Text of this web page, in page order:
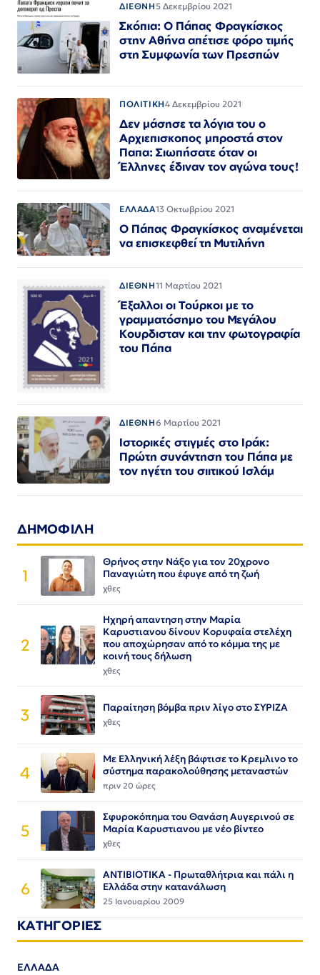
ΔΙΕΘΝΗ5 Δεκεμβρίου 2021
Σκόπια: Ο Πάπας Φραγκίσκος
στην Αθήνα απέτισε φόρο τιμής
στη Συμφωνία των Πρεσπών
ΠΟΛΙΤΙΚΗ4 Δεκεμβρίου 2021
Δεν μάσησε τα λόγια του ο
Αρχιεπισκοπος μπροστά στον
Παπα: Σιωπήσατε όταν οι
Έλληνες έδιναν τον αγώνα τους!
ΕΛΛΑΔΑ13 Οκτωβρίου 2021
Ο Πάπας Φραγκίσκος αναμένεται
να επισκεφθεί τη Μυτιλήνη
ΔΙΕΘΝΗ11 Μαρτίου 2021
Έξαλλοι οι Τούρκοι με το
γραμματόσημο του Μεγάλου
Κουρδισταν και την φωτογραφία
του Πάπα
ΔΙΕΘΝΗ6 Μαρτίου 2021
Ιστορικές στιγμές στο Ιράκ:
Πρώτη συνάντηση του Πάπα με
τον ηγέτη του σιιτικού Ισλάμ
ΔΗΜΟΦΙΛΗ
1
Θρήνος στην Νάξο για τον 20χρονο
Παναγιώτη που έφυγε από τη ζωή
χθες
2
Ηχηρή απαντηση στην Μαρία
Καρυστιανου δίνουν Κορυφαία στελέχη
που αποχώρησαν από το κόμμα της με
κοινή τους δήλωση
χθες
3 Παραίτηση βόμβα πριν λίγο στο ΣΥΡΙΖΑ
χθες
4
Με Ελληνική λέξη βάφτισε το Κρεμλινο το
σύστημα παρακολούθησης μεταναστών
πριν 20 ώρες
5
Σφυροκόπημα του Θανάση Αυγερινού σε
Μαρία Καρυστιανου με νέο βίντεο
χθες
6
ΑΝΤΙΒΙΟΤΙΚΑ - Πρωταθλήτρια και πάλι η
Ελλάδα στην κατανάλωση
25 Ιανουαρίου 2009
ΚΑΤΗΓΟΡΙΕΣ
ΕΛΛΑΔΑ